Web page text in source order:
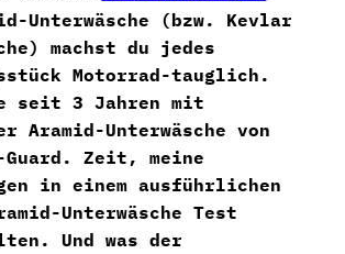
Abra-
Aramid
Test
Unterwäsche (bzw. Kevlar
machst du jedes
Motorrad-tauglich.
seit 3 Jahren mit
Aramid-Unterwäsche von
Guard. Zeit, meine
in einem ausführlichen
Unterwäsche Test
Und was der